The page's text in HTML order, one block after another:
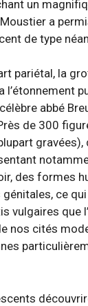
un
a
de type
pariétal, la
l’étonnement
abbé
de 300
gravées),
des formes
ce
vulgaires que
nos cités